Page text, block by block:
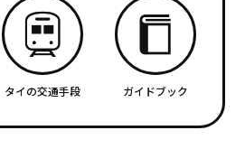
タイの交通手段 ガイドブック